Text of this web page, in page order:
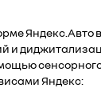
Яндекс.Авто в
и
Яндекс: